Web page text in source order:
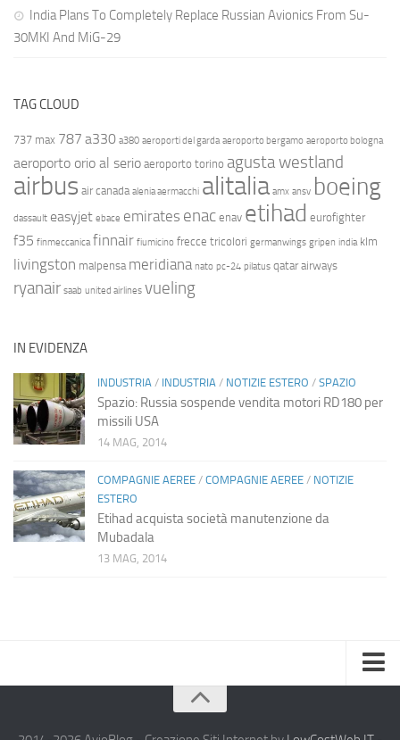
India Plans To Completely Replace Russian Avionics From Su-
30MKI And MiG-29
TAG CLOUD
737 max 787 a330 a380 aeroporti del garda aeroporto bergamo aeroporto bologna
aeroporto orio al serio aeroporto torino agusta westland
airbus air canada alenia aermacchi alitalia amx ansv boeing
dassault easyjet ebace emirates enac enav etihad eurofighter
f35 finmeccanica finnair fiumicino frecce tricolori germanwings gripen india klm
livingston malpensa meridiana nato pc-24 pilatus qatar airways
ryanair saab united airlines vueling
IN EVIDENZA
INDUSTRIA / INDUSTRIA / NOTIZIE ESTERO / SPAZIO
Spazio: Russia sospende vendita motori RD180 per
missili USA
14 MAG, 2014
COMPAGNIE AEREE / COMPAGNIE AEREE / NOTIZIE
ESTERO
Etihad acquista società manutenzione da
Mubadala
13 MAG, 2014
Chi Siamo